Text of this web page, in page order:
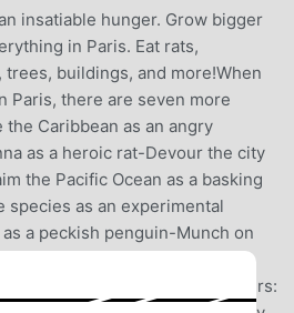
insatiable hunger. Grow bigger
in Paris. Eat rats,
buildings, and more!When
Paris, there are seven more
Caribbean as an angry
as a heroic rat-Devour the city
the Pacific Ocean as a basking
species as an experimental
a peckish penguin-Munch on
an extra challenge, play
using the eight bonus characters: